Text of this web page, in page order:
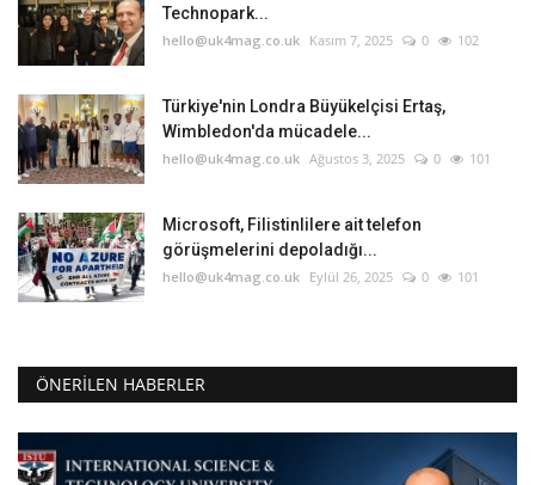
Technopark...
hello@uk4mag.co.uk Kasım 7, 2025 0 102
Türkiye'nin Londra Büyükelçisi Ertaş,
Wimbledon'da mücadele...
hello@uk4mag.co.uk Ağustos 3, 2025 0 101
Microsoft, Filistinlilere ait telefon
görüşmelerini depoladığı...
hello@uk4mag.co.uk Eylül 26, 2025 0 101
ÖNERILEN HABERLER